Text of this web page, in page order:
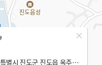
전남광주통합특별시 진도군 진도읍 옥주길 46-5